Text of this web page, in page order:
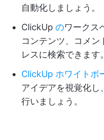
自動化しましょう。
ClickUp のワークス
コンテンツ、コメン
レスに検索できます。
ClickUp ホワイトボ
アイデアを視覚化し
行いましょう。